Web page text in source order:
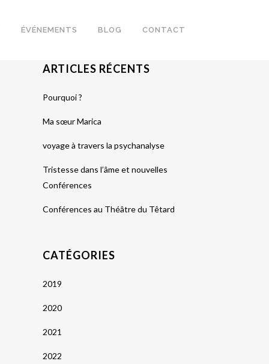
ÉVÉNEMENTS BLOG CONTACT
ARTICLES RÉCENTS
Pourquoi ?
Ma sœur Marica
voyage à travers la psychanalyse
Tristesse dans l’âme et nouvelles
Conférences
Conférences au Théâtre du Têtard
CATÉGORIES
2019
2020
2021
2022